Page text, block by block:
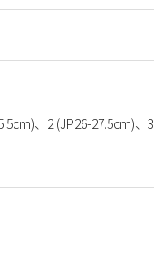
、2 (JP26-27.5cm)、3